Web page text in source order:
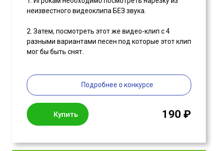
неизвестного видеоклипа БЕЗ звука.
2. Затем, посмотреть этот же видео-клип с 4
разными вариантами песен под которые этот клип
мог бы быть снят.
Подробнее о конкурсе
Купить 190 ₽